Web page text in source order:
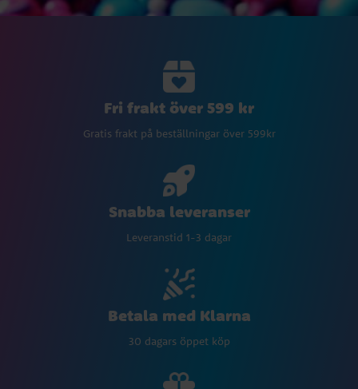
Fri frakt över 599 kr
Gratis frakt på beställningar över 599kr
Snabba leveranser
Leveranstid 1-3 dagar
Betala med Klarna
30 dagars öppet köp